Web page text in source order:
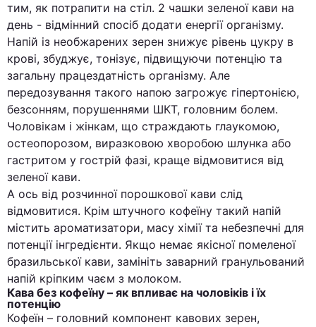
тим, як потрапити на стіл. 2 чашки зеленої кави на
день - відмінний спосіб додати енергії організму.
Напій із необжарених зерен знижує рівень цукру в
крові, збуджує, тонізує, підвищуючи потенцію та
загальну працездатність організму. Але
передозування такого напою загрожує гіпертонією,
безсонням, порушеннями ШКТ, головним болем.
Чоловікам і жінкам, що страждають глаукомою,
остеопорозом, виразковою хворобою шлунка або
гастритом у гострій фазі, краще відмовитися від
зеленої кави.
А ось від розчинної порошкової кави слід
відмовитися. Крім штучного кофеїну такий напій
містить ароматизатори, масу хімії та небезпечні для
потенції інгредієнти. Якщо немає якісної помеленої
бразильської кави, замініть заварний гранульований
напій кріпким чаєм з молоком.
Кава без кофеїну – як впливає на чоловіків і їх
потенцію
Кофеїн – головний компонент кавових зерен,